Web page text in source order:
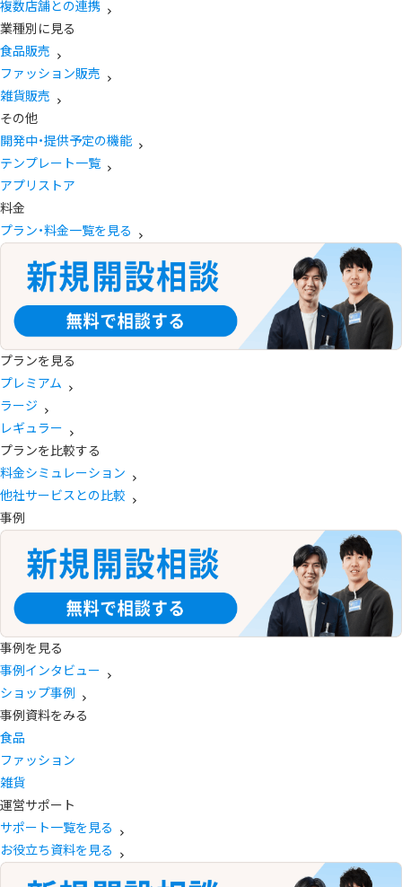
複数店舗との連携
業種別に見る
食品販売
ファッション販売
雑貨販売
その他
開発中・提供予定の機能
テンプレート一覧
アプリストア
料金
プラン・料金一覧を見る
プランを見る
プレミアム
ラージ
レギュラー
プランを比較する
料金シミュレーション
他社サービスとの比較
事例
事例を見る
事例インタビュー
ショップ事例
事例資料をみる
食品
ファッション
雑貨
運営サポート
サポート一覧を見る
お役立ち資料を見る